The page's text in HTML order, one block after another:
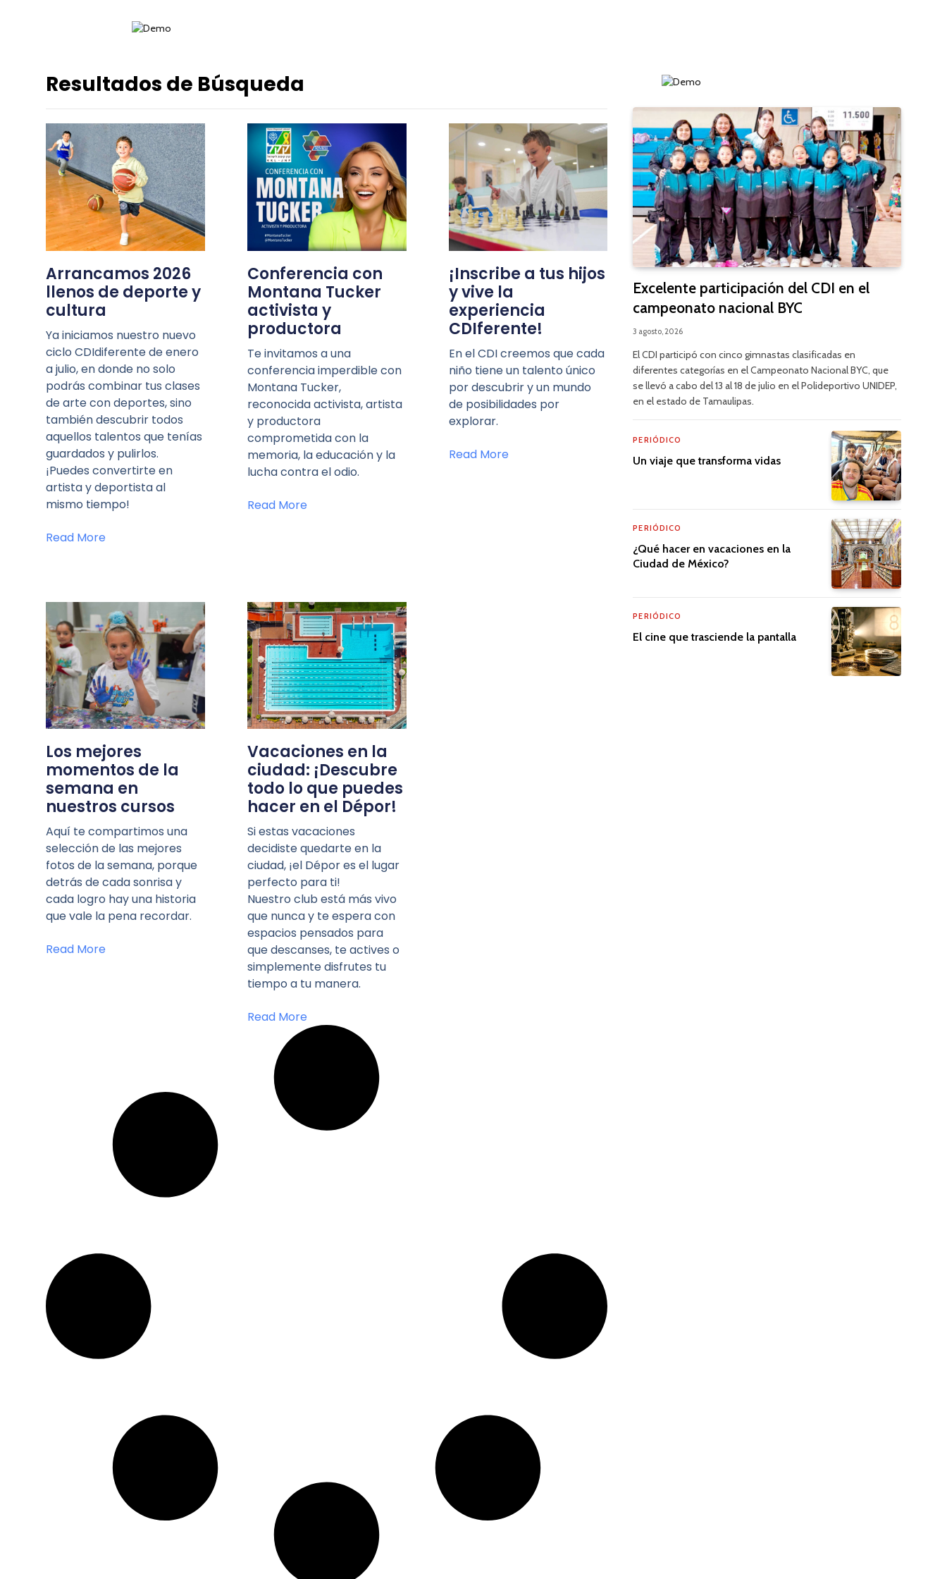
Resultados de Búsqueda
Arrancamos 2026
llenos de deporte y
cultura
Ya iniciamos nuestro nuevo
ciclo CDIdiferente de enero
a julio, en donde no solo
podrás combinar tus clases
de arte con deportes, sino
también descubrir todos
aquellos talentos que tenías
guardados y pulirlos.
¡Puedes convertirte en
artista y deportista al
mismo tiempo!
Read More
Conferencia con
Montana Tucker
activista y
productora
Te invitamos a una
conferencia imperdible con
Montana Tucker,
reconocida activista, artista
y productora
comprometida con la
memoria, la educación y la
lucha contra el odio.
Read More
¡Inscribe a tus hijos
y vive la
experiencia
CDIferente!
En el CDI creemos que cada
niño tiene un talento único
por descubrir y un mundo
de posibilidades por
explorar.
Read More
Los mejores
momentos de la
semana en
nuestros cursos
Aquí te compartimos una
selección de las mejores
fotos de la semana, porque
detrás de cada sonrisa y
cada logro hay una historia
que vale la pena recordar.
Read More
Vacaciones en la
ciudad: ¡Descubre
todo lo que puedes
hacer en el Dépor!
Si estas vacaciones
decidiste quedarte en la
ciudad, ¡el Dépor es el lugar
perfecto para ti!
Nuestro club está más vivo
que nunca y te espera con
espacios pensados para
que descanses, te actives o
simplemente disfrutes tu
tiempo a tu manera.
Read More
Excelente participación del CDI en el
campeonato nacional BYC
3 agosto, 2026
El CDI participó con cinco gimnastas clasificadas en
diferentes categorías en el Campeonato Nacional BYC, que
se llevó a cabo del 13 al 18 de julio en el Polideportivo UNIDEP,
en el estado de Tamaulipas.
PERIÓDICO
Un viaje que transforma vidas
PERIÓDICO
¿Qué hacer en vacaciones en la
Ciudad de México?
PERIÓDICO
El cine que trasciende la pantalla